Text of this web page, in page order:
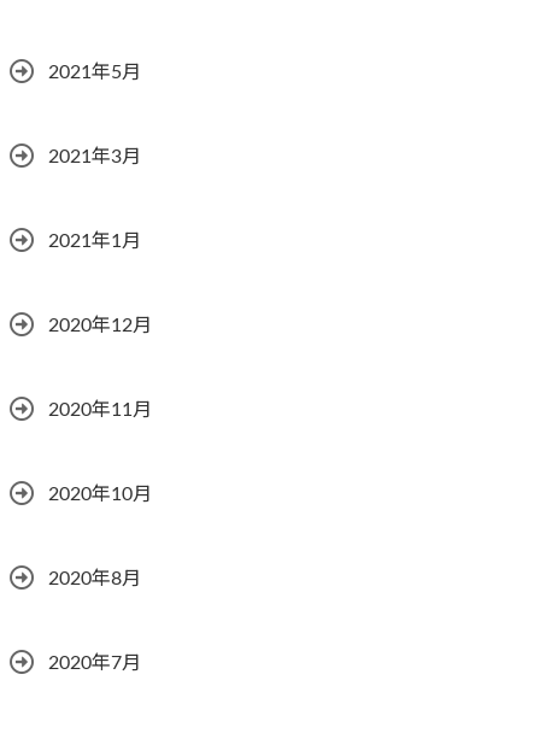
2021年5月
2021年3月
2021年1月
2020年12月
2020年11月
2020年10月
2020年8月
2020年7月